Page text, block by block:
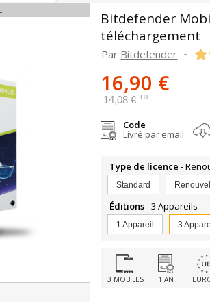
Bitdefender
téléchargement
Par Bitdefender -
16,90 €
14,08 € HT
Code
Livré par email
Type de licence-
Standard
Éditions- 3 Appareils
1 Appareil 3
3 MOBILES 1 AN